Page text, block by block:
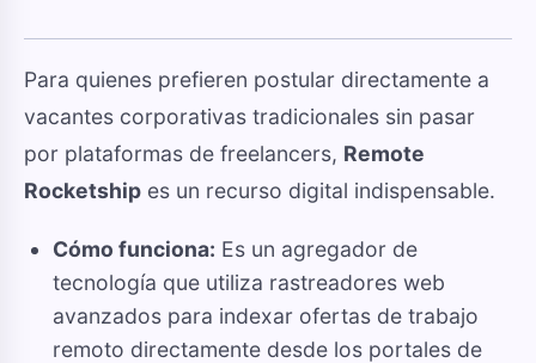
Para quienes prefieren postular directamente a
vacantes corporativas tradicionales sin pasar
por plataformas de freelancers, Remote
Rocketship es un recurso digital indispensable.
Cómo funciona: Es un agregador de
tecnología que utiliza rastreadores web
avanzados para indexar ofertas de trabajo
remoto directamente desde los portales de